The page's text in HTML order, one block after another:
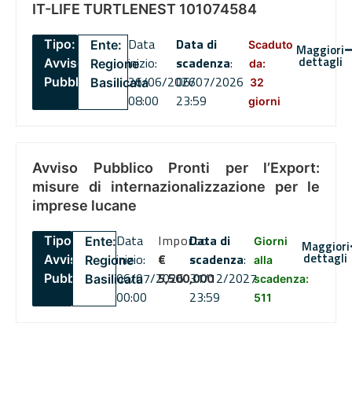
IT-LIFE TURTLENEST 101074584
Tipo:
Avviso
Pubblico
Ente:
Regione
Basilicata
Data
inizio:
26/06/2026
08:00
Data di
scadenza:
06/07/2026
23:59
Scaduto
da:
32
giorni
Maggiori
dettagli
Avviso Pubblico Pronti per l’Export:
misure di internazionalizzazione per le
imprese lucane
Tipo:
Avviso
Pubblico
Ente:
Regione
Basilicata
Data
inizio:
06/07/2026
00:00
Importo
€
5,500,000
Data di
scadenza:
31/12/2027
23:59
Giorni
alla
scadenza:
511
Maggiori
dettagli